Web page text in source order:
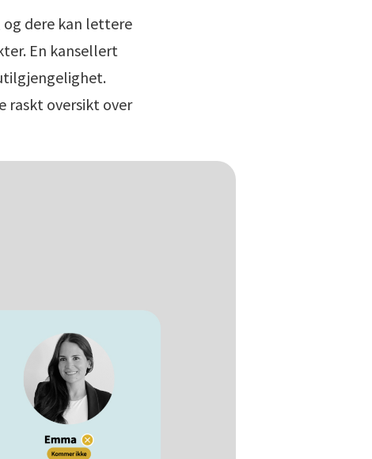
og dere kan lettere
En kansellert
raskt oversikt over